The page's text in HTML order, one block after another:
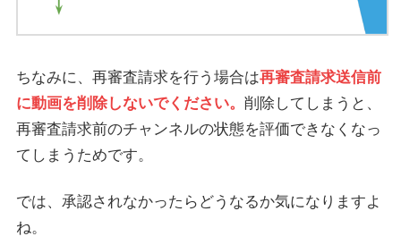
ちなみに、再審査請求を行う場合は再審査請求送信前
に動画を削除しないでください。 削除してしまうと、
再審査請求前のチャンネルの状態を評価できなくなっ
てしまうためです。
では、承認されなかったらどうなるか気になりますよ
ね。